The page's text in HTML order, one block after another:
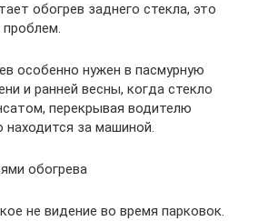
обогрев заднего стекла, это
особенно нужен в пасмурную
и ранней весны, когда стекло
перекрывая водителю
за машиной.
обогрева
не видение во время парковок.